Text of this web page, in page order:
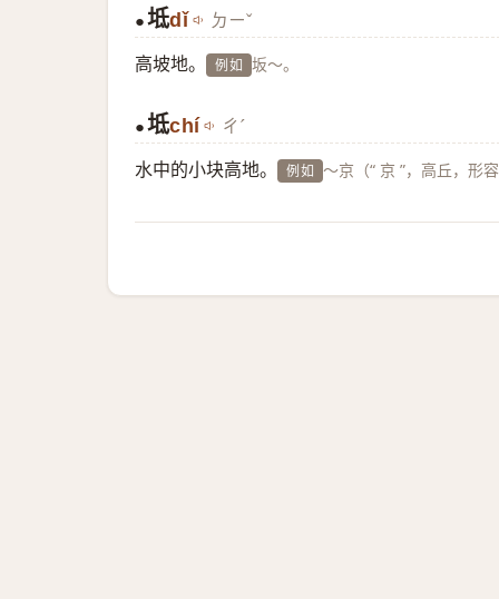
● 坻dǐ ㄉㄧˇ
高坡地。 例如 坂～。
● 坻chí ㄔˊ
水中的小块高地。 例如 ～京（“ 京 ”，高丘，形